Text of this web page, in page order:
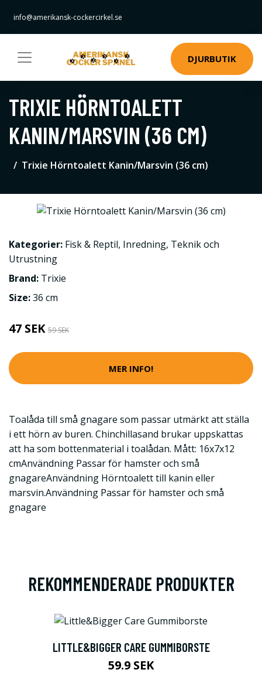
info@amerikansk-cockercirkel.se
DJURBUTIK
TRIXIE HÖRNTOALETT
KANIN/MARSVIN (36 CM)
Trixie Hörntoalett Kanin/Marsvin (36 cm)
Kategorier: Fisk & Reptil, Inredning, Teknik och
Utrustning
Brand: Trixie
Size:36 cm
47 SEK 59 SEK
MER INFO!
Toalåda till små gnagare som passar utmärkt att ställa
i ett hörn av buren. Chinchillasand brukar uppskattas
att ha som bottenmaterial i toalådan. Mått: 16x7x12
cmAnvändning Passar för hamster och små
gnagareAnvändning Hörntoalett till kanin eller
marsvin.Användning Passar för hamster och små
gnagare
REKOMMENDERADE PRODUKTER
LITTLE&BIGGER CARE GUMMIBORSTE
59.9 SEK